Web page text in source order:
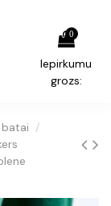
0
Iepirkumu
grozs: